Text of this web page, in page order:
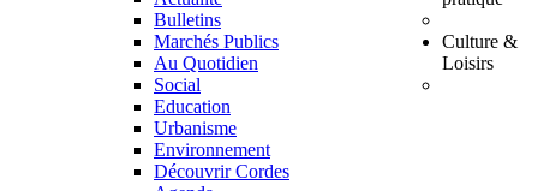
Bulletins
Marchés Publics
Au Quotidien
Social
Education
Urbanisme
Environnement
Culture &
Loisirs
Découvrir Cordes